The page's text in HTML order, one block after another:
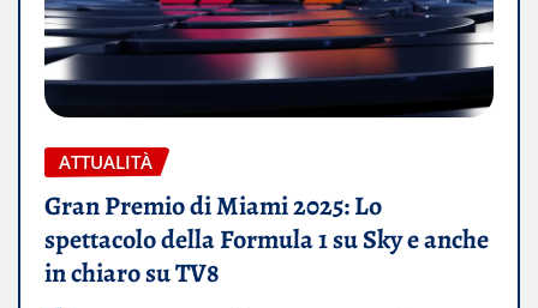
ATTUALITÀ
Gran Premio di Miami 2025: Lo
spettacolo della Formula 1 su Sky e anche
in chiaro su TV8